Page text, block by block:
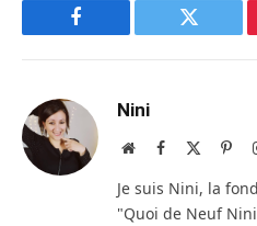
Facebook Twitter
Nini
Site Facebook
Je suis Nini, la
"Quoi de Neuf